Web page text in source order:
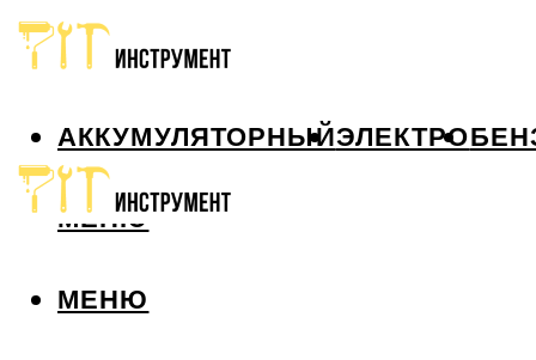
АККУМУЛЯТОРНЫЙЭЛЕКТРО
МЕНЮ
МЕНЮ